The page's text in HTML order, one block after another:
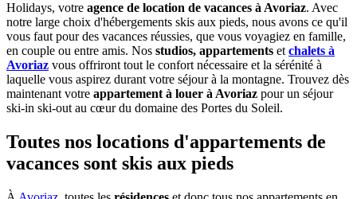
Holidays, votre agence de location de vacances à Avoriaz. Avec
notre large choix d'hébergements skis aux pieds, nous avons ce qu'il
vous faut pour des vacances réussies, que vous voyagiez en famille,
en couple ou entre amis. Nos studios, appartements et chalets à
Avoriaz vous offriront tout le confort nécessaire et la sérénité à
laquelle vous aspirez durant votre séjour à la montagne. Trouvez dès
maintenant votre appartement à louer à Avoriaz pour un séjour
ski-in ski-out au cœur du domaine des Portes du Soleil.
Toutes nos locations d'appartements de
vacances sont skis aux pieds